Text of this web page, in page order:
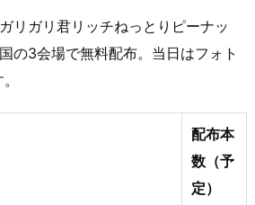
リガリ君リッチねっとりピーナッ
の3会場で無料配布。当日はフォト
配布本
数（予
定）